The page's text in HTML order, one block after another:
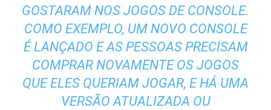
GOSTARAM NOS JOGOS DE CONSOLE.
COMO EXEMPLO, UM NOVO CONSOLE
É LANÇADO E AS PESSOAS PRECISAM
COMPRAR NOVAMENTE OS JOGOS
QUE ELES QUERIAM JOGAR, E HÁ UMA
VERSÃO ATUALIZADA OU